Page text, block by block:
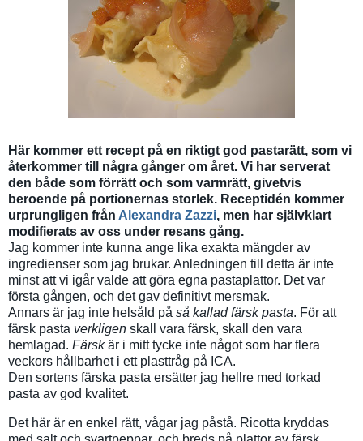
Här kommer ett recept på en riktigt god pastarätt, som vi
återkommer till några gånger om året. Vi har serverat
den både som förrätt och som varmrätt, givetvis
beroende på portionernas storlek. Receptidén kommer
urprungligen från Alexandra Zazzi, men har självklart
modifierats av oss under resans gång.
Jag kommer inte kunna ange lika exakta mängder av
ingredienser som jag brukar. Anledningen till detta är inte
minst att vi igår valde att göra egna pastaplattor. Det var
första gången, och det gav definitivt mersmak.
Annars är jag inte helsåld på så kallad färsk pasta. För att
färsk pasta verkligen skall vara färsk, skall den vara
hemlagad. Färskär i mitt tycke inte något som har flera
veckors hållbarhet i ett plasttråg på ICA.
Den sortens färska pasta ersätter jag hellre med torkad
pasta av god kvalitet.
Det här är en enkel rätt, vågar jag påstå. Ricotta kryddas